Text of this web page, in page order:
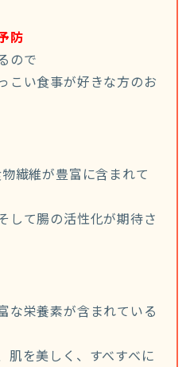
防
ので
こい食事が好きな方のお
繊維が豊富に含まれて
して腸の活性化が期待さ
な栄養素が含まれている
を美しく、すべすべに